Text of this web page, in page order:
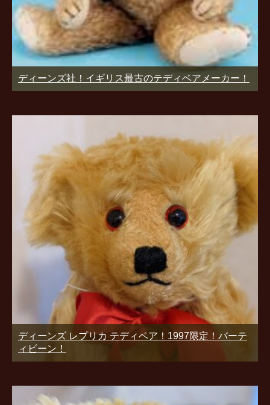
ディーンズ社！イギリス最古のテディベアメーカー！
ディーンズ レプリカ テディベア！1997限定！バーテ
ィビーン！